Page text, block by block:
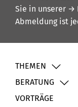
Sie in unserer →
Abmeldung ist
THEMEN
BERATUNG
VORTRÄGE